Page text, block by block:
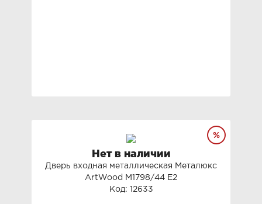
Нет в наличии
Дверь входная металлическая Металюкс
ArtWood М1798/44 Е2
Код: 12633